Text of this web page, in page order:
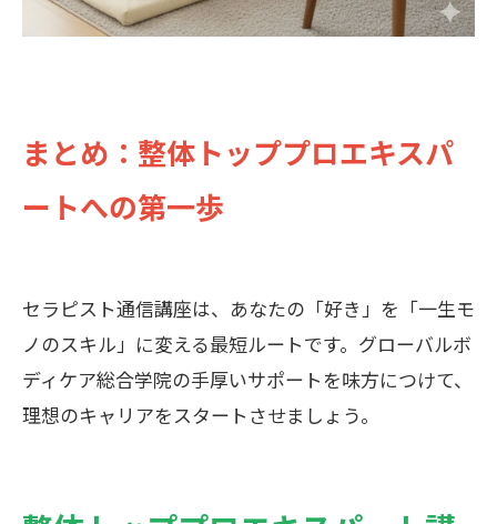
まとめ：整体トッププロエキスパ
ートへの第一歩
セラピスト通信講座は、あなたの「好き」を「一生モ
ノのスキル」に変える最短ルートです。グローバルボ
ディケア総合学院の手厚いサポートを味方につけて、
理想のキャリアをスタートさせましょう。